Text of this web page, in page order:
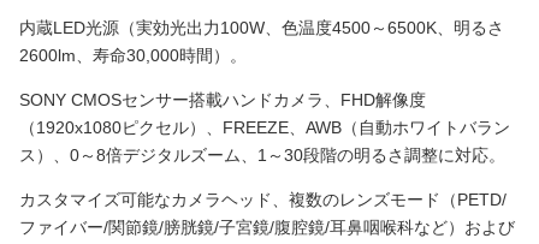
内蔵LED光源（実効光出力100W、色温度4500～6500K、明るさ
2600lm、寿命30,000時間）。
SONY CMOSセンサー搭載ハンドカメラ、FHD解像度
（1920x1080ピクセル）、FREEZE、AWB（自動ホワイトバラン
ス）、0～8倍デジタルズーム、1～30段階の明るさ調整に対応。
カスタマイズ可能なカメラヘッド、複数のレンズモード（PETD/
ファイバー/関節鏡/膀胱鏡/子宮鏡/腹腔鏡/耳鼻咽喉科など）および